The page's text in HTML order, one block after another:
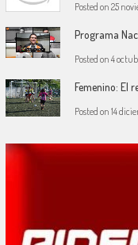
Posted on 25
Programa
Posted on 4
Femenino: El
Posted on 14